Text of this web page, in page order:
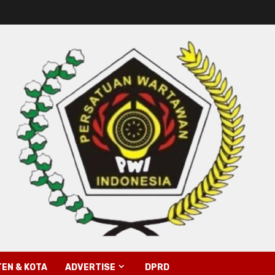
& KOTA ADVERTISE DPRD